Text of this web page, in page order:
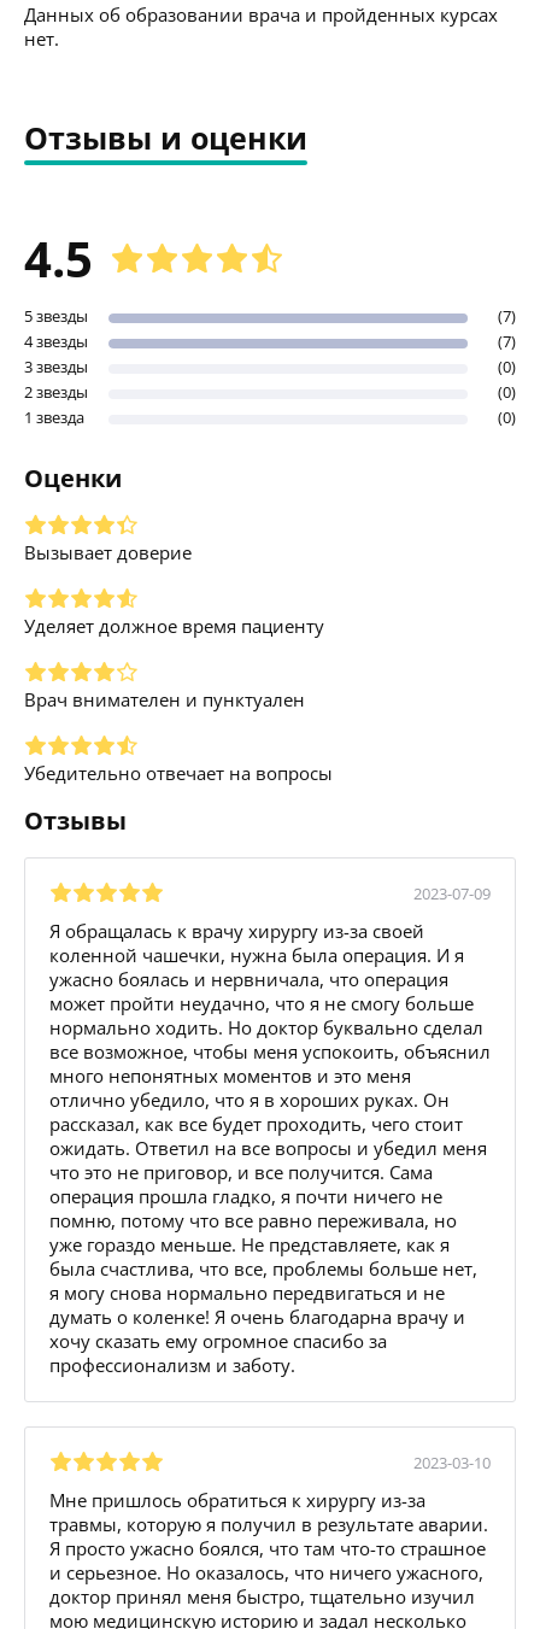
Данных об образовании врача и пройденных курсах
нет.
Отзывы и оценки
4.5
5 звезды
(7)
4 звезды
(7)
3 звезды
(0)
2 звезды
(0)
1 звезда
(0)
Оценки
Вызывает доверие
Уделяет должное время пациенту
Врач внимателен и пунктуален
Убедительно отвечает на вопросы
Отзывы
2023-07-09
Я обращалась к врачу хирургу из-за своей
коленной чашечки, нужна была операция. И я
ужасно боялась и нервничала, что операция
может пройти неудачно, что я не смогу больше
нормально ходить. Но доктор буквально сделал
все возможное, чтобы меня успокоить, объяснил
много непонятных моментов и это меня
отлично убедило, что я в хороших руках. Он
рассказал, как все будет проходить, чего стоит
ожидать. Ответил на все вопросы и убедил меня
что это не приговор, и все получится. Сама
операция прошла гладко, я почти ничего не
помню, потому что все равно переживала, но
уже гораздо меньше. Не представляете, как я
была счастлива, что все, проблемы больше нет,
я могу снова нормально передвигаться и не
думать о коленке! Я очень благодарна врачу и
хочу сказать ему огромное спасибо за
профессионализм и заботу.
2023-03-10
Мне пришлось обратиться к хирургу из-за
травмы, которую я получил в результате аварии.
Я просто ужасно боялся, что там что-то страшное
и серьезное. Но оказалось, что ничего ужасного,
доктор принял меня быстро, тщательно изучил
мою медицинскую историю и задал несколько